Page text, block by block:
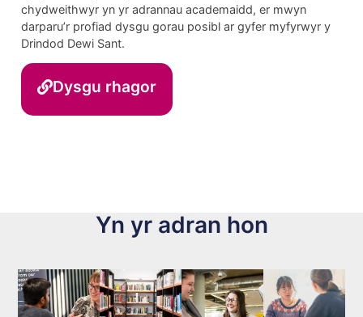
chydweithwyr yn yr adrannau academaidd, er mwyn
darparu’r profiad dysgu gorau posibl ar gyfer myfyrwyr y
Drindod Dewi Sant.
Dysgu rhagor
Yn yr adran hon